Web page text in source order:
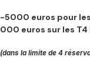
-5000 euros pour
000 euros sur les T4
(dans la limite de 4